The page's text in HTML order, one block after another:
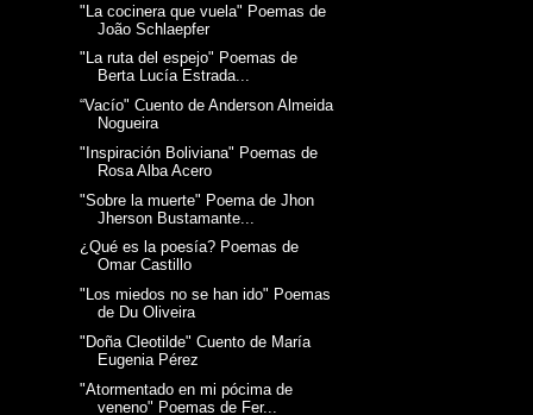
"La cocinera que vuela" Poemas de
João Schlaepfer
"La ruta del espejo" Poemas de
Berta Lucía Estrada...
“Vacío" Cuento de Anderson Almeida
Nogueira
"Inspiración Boliviana" Poemas de
Rosa Alba Acero
"Sobre la muerte" Poema de Jhon
Jherson Bustamante...
¿Qué es la poesía? Poemas de
Omar Castillo
"Los miedos no se han ido" Poemas
de Du Oliveira
"Doña Cleotilde" Cuento de María
Eugenia Pérez
"Atormentado en mi pócima de
veneno" Poemas de Fer...